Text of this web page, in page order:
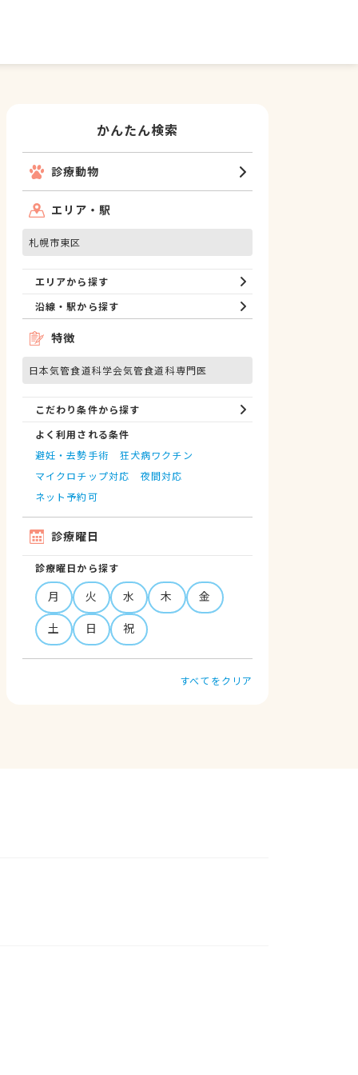
かんたん検索
診療動物
エリア・駅
札幌市東区
エリアから探す
沿線・駅から探す
特徴
日本気管食道科学会気管食道科専門医
こだわり条件から探す
よく利用される条件
避妊・去勢手術
狂犬病ワクチン
マイクロチップ対応
夜間対応
ネット予約可
診療曜日
診療曜日から探す
月 火 水 木
金
土
日 祝
すべてをクリア